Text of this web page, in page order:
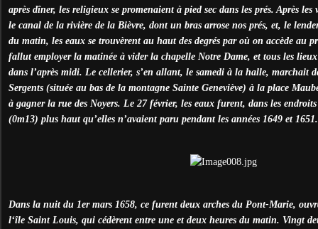
après dîner, les religieux se promenaient à pied sec dans les prés. Après les
le canal de la rivière de la Bièvre, dont un bras arrose nos prés, et, le
du matin, les eaux se trouvèrent au haut des degrés par où on accède au
fallut employer la matinée à vider la chapelle Notre Dame, et tous les
dans l’après midi. Le cellerier, s’en allant, le samedi à la halle, marchait
Sergents (située au bas de la montagne Sainte Geneviève) à la place
à gagner la rue des Noyers. Le 27 février, les eaux furent, dans les
(0m13) plus haut qu’elles n’avaient paru pendant les années 1649 et
Dans la nuit du 1er mars 1658, ce furent deux arches du Pont-Marie,
l‘île Saint Louis, qui cédèrent entre une et deux heures du matin. Vingt